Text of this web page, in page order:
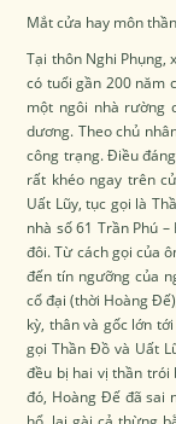
Mắt cửa hay môn thần
Tại thôn Nghi Phụng,
có tuổi gần 200 năm
một ngôi nhà rường
dương. Theo chủ
công trạng. Điều
rất khéo ngay trên
Uất Lũy, tục gọi là
nhà số 61 Trần Phú
đôi. Từ cách gọi của
đến tín ngưỡng của
cổ đại (thời Hoàng
kỳ, thân và gốc lớn
gọi Thần Đồ và Uất
đều bị hai vị thần trói
đó, Hoàng Đế đã sai